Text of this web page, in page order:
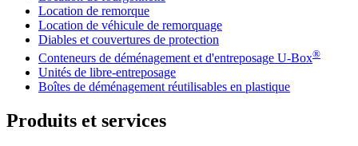
Location de remorque
Location de véhicule de remorquage
Diables et couvertures de protection
Conteneurs de déménagement et d'entreposage U-Box®
Unités de libre-entreposage
Boîtes de déménagement réutilisables en plastique
Produits et services